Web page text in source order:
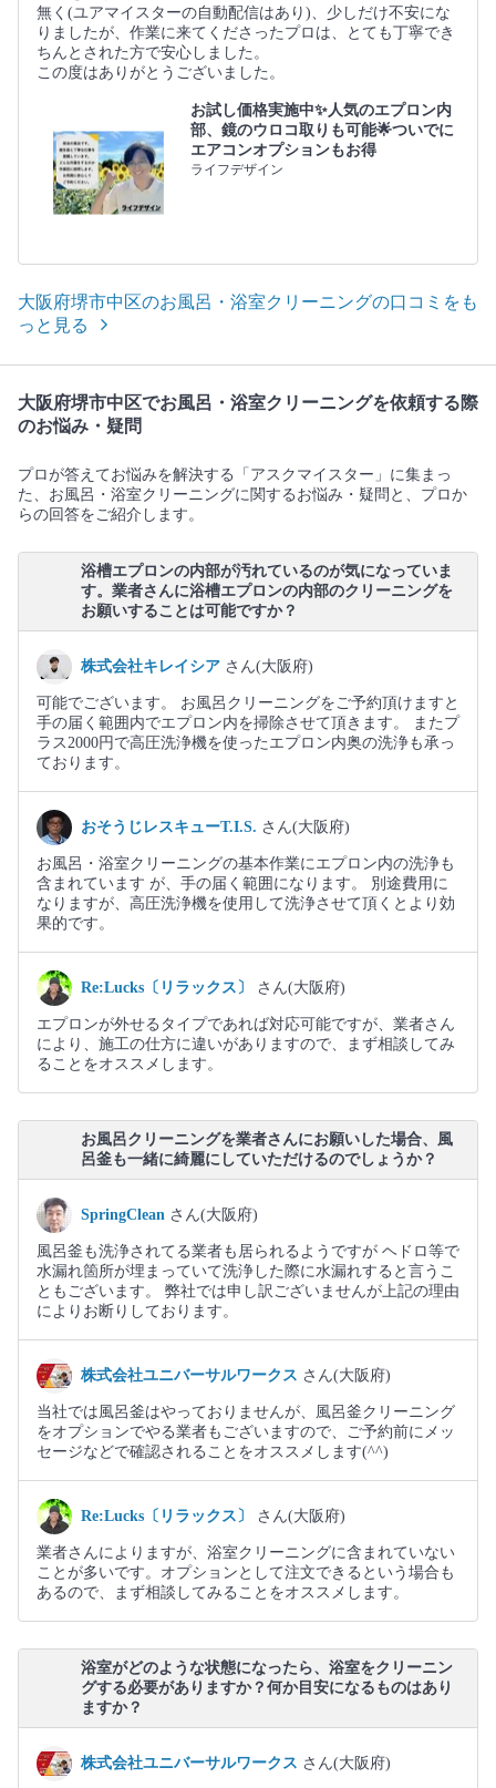
無く(ユアマイスターの自動配信はあり)、少しだけ不安にな
りましたが、作業に来てくださったプロは、とても丁寧でき
ちんとされた方で安心しました。
この度はありがとうございました。
お試し価格実施中✨人気のエプロン内
部、鏡のウロコ取りも可能🌟ついでに
エアコンオプションもお得
ライフデザイン
大阪府堺市中区のお風呂・浴室クリーニングの口コミをも
っと見る
大阪府堺市中区でお風呂・浴室クリーニングを依頼する際
のお悩み・疑問
プロが答えてお悩みを解決する「アスクマイスター」に集まっ
た、お風呂・浴室クリーニングに関するお悩み・疑問と、プロか
らの回答をご紹介します。
浴槽エプロンの内部が汚れているのが気になっていま
す。業者さんに浴槽エプロンの内部のクリーニングを
お願いすることは可能ですか？
株式会社キレイシア さん(大阪府)
可能でございます。 お風呂クリーニングをご予約頂けますと
手の届く範囲内でエプロン内を掃除させて頂きます。 またプ
ラス2000円で高圧洗浄機を使ったエプロン内奥の洗浄も承っ
ております。
おそうじレスキューT.I.S. さん(大阪府)
お風呂・浴室クリーニングの基本作業にエプロン内の洗浄も
含まれています が、手の届く範囲になります。 別途費用に
なりますが、高圧洗浄機を使用して洗浄させて頂くとより効
果的です。
Re:Lucks〔リラックス〕 さん(大阪府)
エプロンが外せるタイプであれば対応可能ですが、業者さん
により、施工の仕方に違いがありますので、まず相談してみ
ることをオススメします。
お風呂クリーニングを業者さんにお願いした場合、風
呂釜も一緒に綺麗にしていただけるのでしょうか？
SpringClean さん(大阪府)
風呂釜も洗浄されてる業者も居られるようですが ヘドロ等で
水漏れ箇所が埋まっていて洗浄した際に水漏れすると言うこ
ともございます。 弊社では申し訳ございませんが上記の理由
によりお断りしております。
株式会社ユニバーサルワークス さん(大阪府)
当社では風呂釜はやっておりませんが、風呂釜クリーニング
をオプションでやる業者もございますので、ご予約前にメッ
セージなどで確認されることをオススメします(^^)
Re:Lucks〔リラックス〕 さん(大阪府)
業者さんによりますが、浴室クリーニングに含まれていない
ことが多いです。オプションとして注文できるという場合も
あるので、まず相談してみることをオススメします。
浴室がどのような状態になったら、浴室をクリーニン
グする必要がありますか？何か目安になるものはあり
ますか？
株式会社ユニバーサルワークス さん(大阪府)